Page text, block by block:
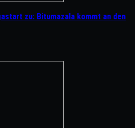
zu: Bitumazala kommt an den